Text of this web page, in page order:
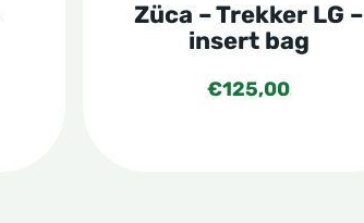
Züca – Trekker LG –
insert bag
€125,00
worden